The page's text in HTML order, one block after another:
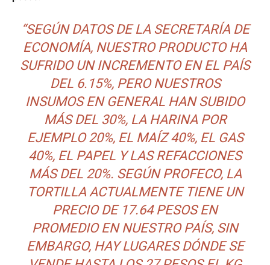
“SEGÚN DATOS DE LA SECRETARÍA DE
ECONOMÍA, NUESTRO PRODUCTO HA
SUFRIDO UN INCREMENTO EN EL PAÍS
DEL 6.15%, PERO NUESTROS
INSUMOS EN GENERAL HAN SUBIDO
MÁS DEL 30%, LA HARINA POR
EJEMPLO 20%, EL MAÍZ 40%, EL GAS
40%, EL PAPEL Y LAS REFACCIONES
MÁS DEL 20%. SEGÚN PROFECO, LA
TORTILLA ACTUALMENTE TIENE UN
PRECIO DE 17.64 PESOS EN
PROMEDIO EN NUESTRO PAÍS, SIN
EMBARGO, HAY LUGARES DÓNDE SE